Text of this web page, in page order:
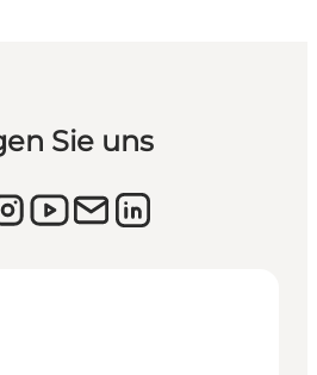
Sie uns